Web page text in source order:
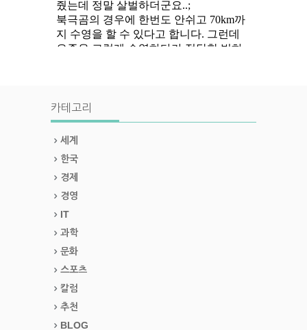
카테고리
세계
한국
경제
경영
IT
과학
문화
스포츠
칼럼
추천
BLOG